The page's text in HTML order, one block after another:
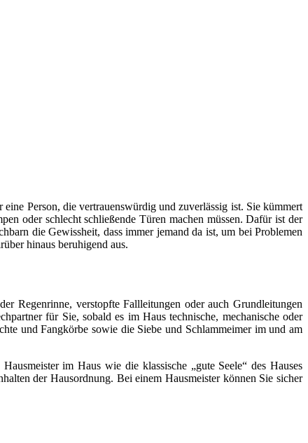
Person, die vertrauenswürdig und zuverlässig ist. Sie kümmert
oder schlecht schließende Türen machen müssen. Dafür ist der
die Gewissheit, dass immer jemand da ist, um bei Problemen
hinaus beruhigend aus.
Regenrinne, verstopfte Fallleitungen oder auch Grundleitungen
für Sie, sobald es im Haus technische, mechanische oder
und Fangkörbe sowie die Siebe und Schlammeimer im und am
im Haus wie die klassische „gute Seele“ des Hauses
der Hausordnung. Bei einem Hausmeister können Sie sicher